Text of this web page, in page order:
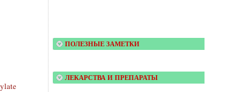
ПОЛЕЗНЫЕ ЗАМЕТКИ
ЛЕКАРСТВА И ПРЕПАРАТЫ